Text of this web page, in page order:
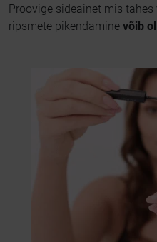
Proovige sideainet mis
ripsmete pikendamine võib